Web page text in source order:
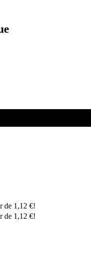
de 1,12 €!
de 1,12 €!